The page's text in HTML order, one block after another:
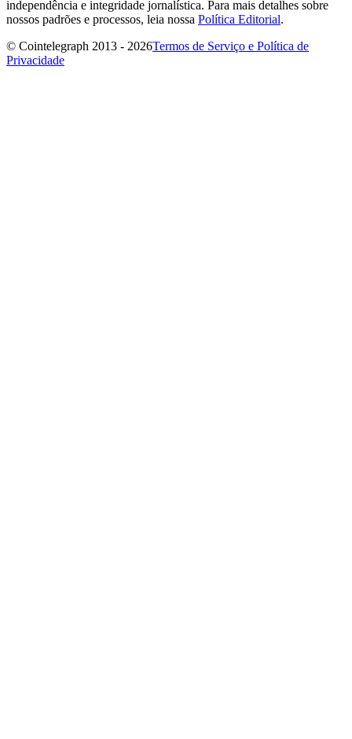
independência e integridade jornalística. Para mais detalhes sobre
nossos padrões e processos, leia nossa Política Editorial.
© Cointelegraph 2013 - 2026Termos de Serviço e Política de
Privacidade